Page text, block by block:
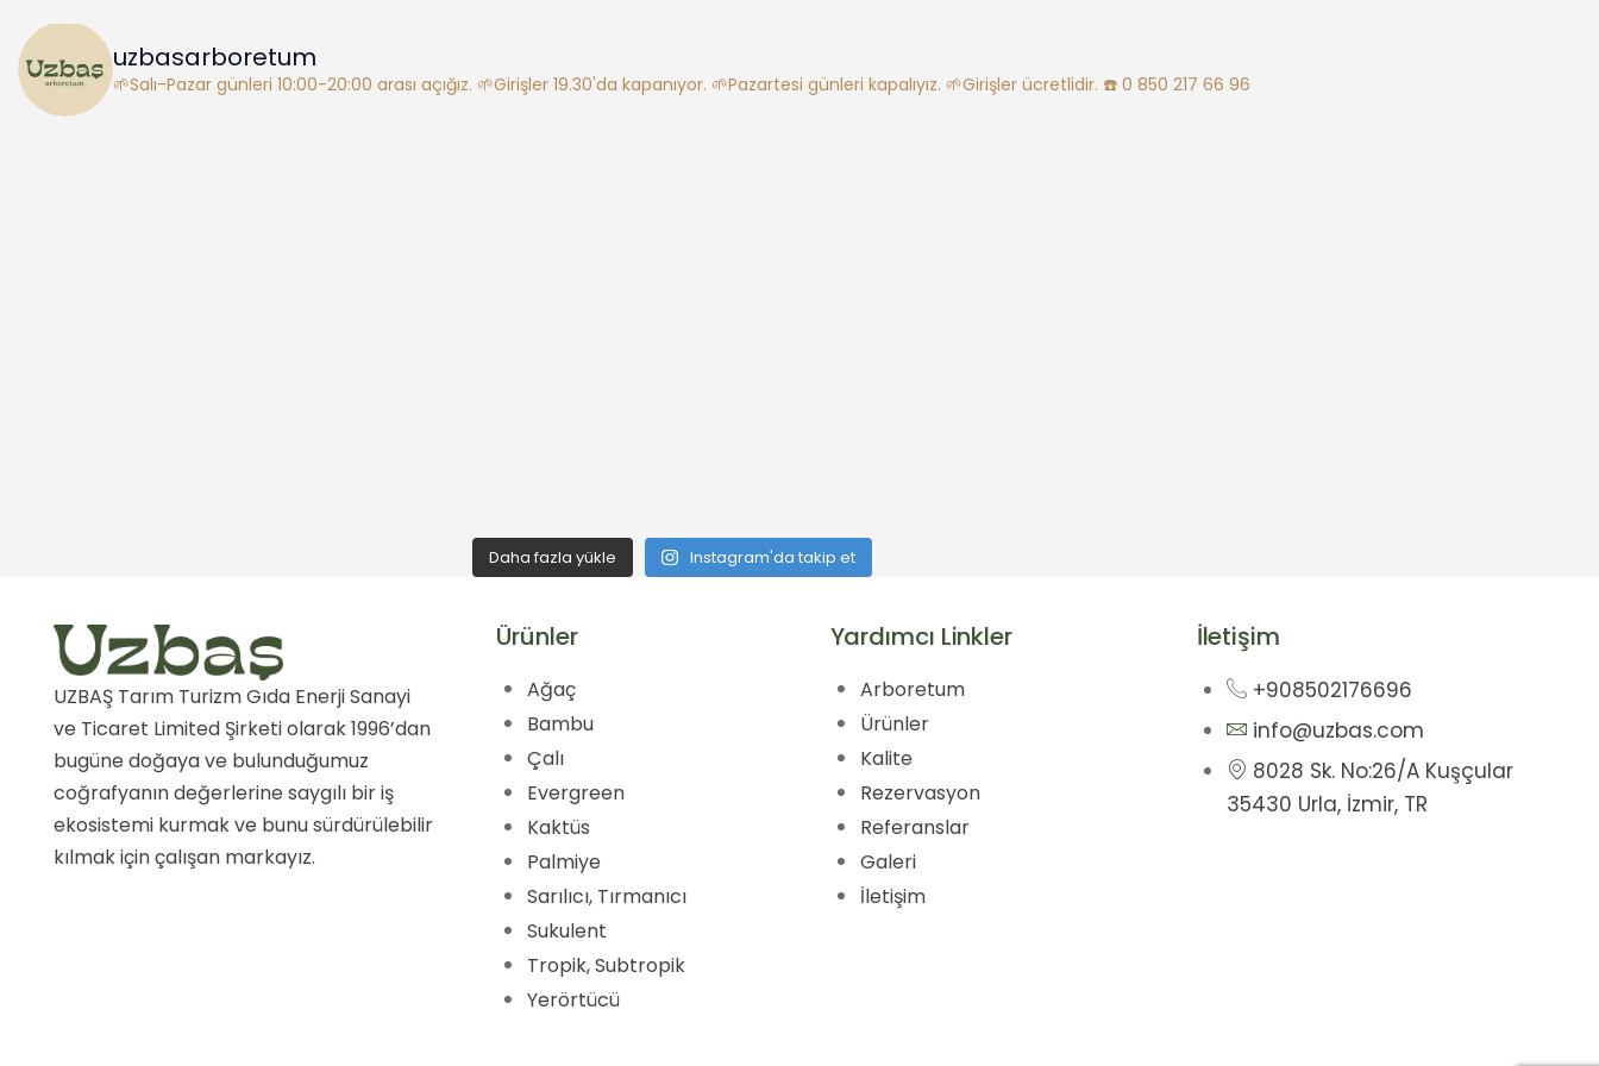
uzbasarboretum
🌱Salı-Pazar günleri 10:00-20:00 arası açığız. 🌱Girişler 19.30'da kapanıyor. 🌱Pazartesi günleri kapalıyız. 🌱Girişler ücretlidir. ☎️ 0 850 217 66 96
Daha fazla yükle Instagram'da takip et
UZBAŞ Tarım Turizm Gıda Enerji Sanayi
ve Ticaret Limited Şirketi olarak 1996’dan
bugüne doğaya ve bulunduğumuz
coğrafyanın değerlerine saygılı bir iş
ekosistemi kurmak ve bunu sürdürülebilir
kılmak için çalışan markayız.
Ürünler
Ağaç
Bambu
Çalı
Evergreen
Kaktüs
Palmiye
Sarılıcı, Tırmanıcı
Sukulent
Tropik, Subtropik
Yerörtücü
Yardımcı Linkler
Arboretum
Ürünler
Kalite
Rezervasyon
Referanslar
Galeri
İletişim
İletişim
+908502176696
info@uzbas.com
8028 Sk. No:26/A Kuşçular
35430 Urla, İzmir, TR